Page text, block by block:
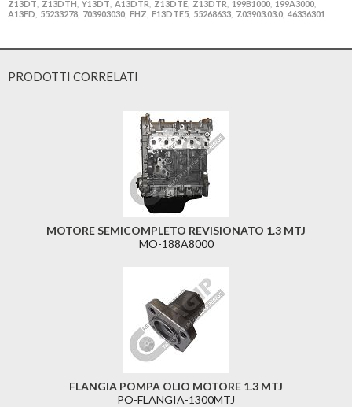
Z13DT Z13DTH Y13DT A13DTR Z13DTE Z13DTR 199B1000 199A3000
A13FD 55233278 703903030 FHZ F13DTE5 55268633 7.03903.03.0 46336301
PRODOTTI CORRELATI
MOTORE SEMICOMPLETO REVISIONATO 1.3 MTJ
MO-188A8000
FLANGIA POMPA OLIO MOTORE 1.3 MTJ
PO-FLANGIA-1300MTJ